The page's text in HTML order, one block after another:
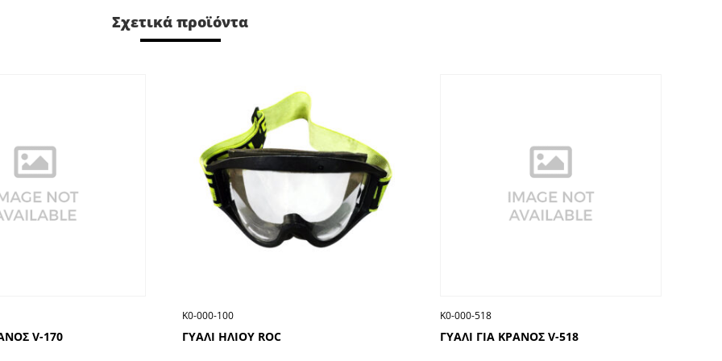
Σχετικά προϊόντα
V-170 ΓΥΑΛΙ ΗΛΙΟΥ ROC
Κ0-000-100
ΓΥΑΛΙ ΓΙΑ ΚΡΑΝΟΣ V-518
Κ0-000-518